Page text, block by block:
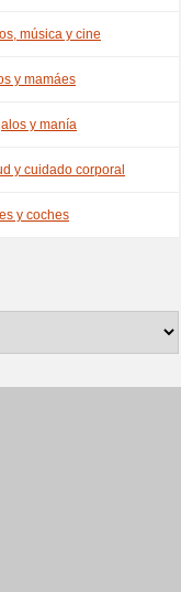
música y cine
y mamáes
y manía
y cuidado corporal
y coches